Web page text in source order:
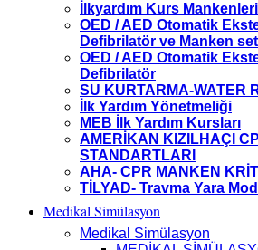
İlkyardım Kurs Mankenleri
OED / AED Otomatik
Defibrilatör ve Manken
OED / AED Otomatik
Defibrilatör
SU KURTARMA-WATER
İlk Yardım Yönetmeliği
MEB İlk Yardım Kursları
AMERİKAN KIZILHAÇI
STANDARTLARI
AHA- CPR MANKEN
TİLYAD- Travma Yara
Medikal Simülasyon
Medikal Simülasyon